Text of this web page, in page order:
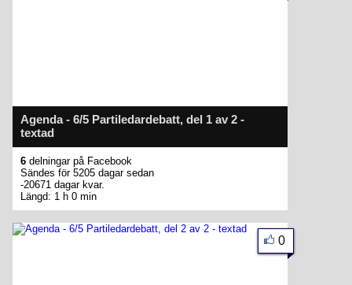
Agenda - 6/5 Partiledardebatt, del 1 av 2 -
textad
6 delningar på Facebook
Sändes för 5205 dagar sedan
-20671 dagar kvar.
Längd: 1 h 0 min
0